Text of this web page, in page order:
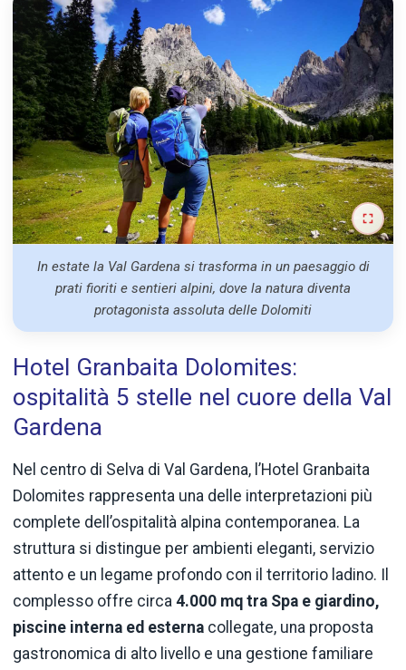
In estate la Val Gardena si trasforma in un paesaggio di
prati fioriti e sentieri alpini, dove la natura diventa
protagonista assoluta delle Dolomiti
Hotel Granbaita Dolomites:
ospitalità 5 stelle nel cuore della Val
Gardena
Nel centro di Selva di Val Gardena, l’Hotel Granbaita
Dolomites rappresenta una delle interpretazioni più
complete dell’ospitalità alpina contemporanea. La
struttura si distingue per ambienti eleganti, servizio
attento e un legame profondo con il territorio ladino. Il
complesso offre circa 4.000 mq tra Spa e giardino,
piscine interna ed esterna collegate, una proposta
gastronomica di alto livello e una gestione familiare